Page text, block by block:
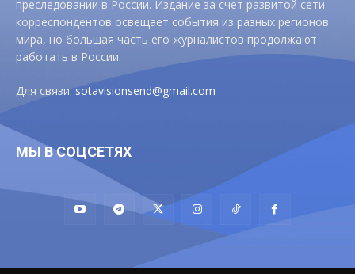
преследовании в России. Издание за счет развитой сети
корреспондентов освещает события из разных регионов
мира, но большая часть его журналистов продолжают
работать в России.
Для связи:sotavisionsend@gmail.com
МЫ В СОЦСЕТЯХ